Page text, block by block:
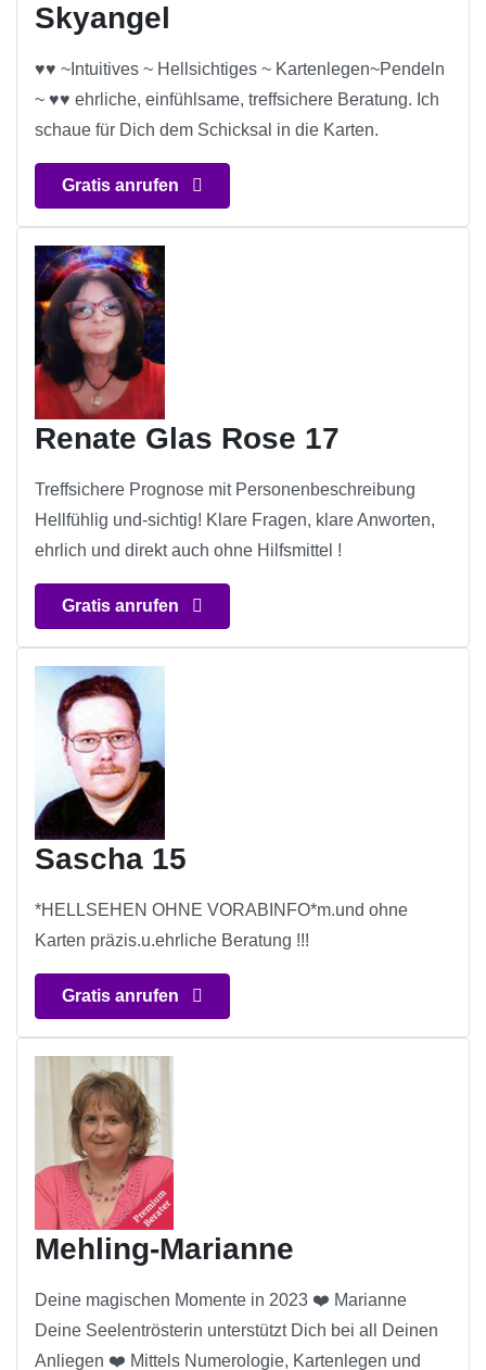
Skyangel
♥♥ ~Intuitives ~ Hellsichtiges ~ Kartenlegen~Pendeln
~ ♥♥ ehrliche, einfühlsame, treffsichere Beratung. Ich
schaue für Dich dem Schicksal in die Karten.
Gratis anrufen
Renate Glas Rose 17
Treffsichere Prognose mit Personenbeschreibung
Hellfühlig und-sichtig! Klare Fragen, klare Anworten,
ehrlich und direkt auch ohne Hilfsmittel !
Gratis anrufen
Sascha 15
*HELLSEHEN OHNE VORABINFO*m.und ohne
Karten präzis.u.ehrliche Beratung !!!
Gratis anrufen
Mehling-Marianne
Deine magischen Momente in 2023 ❤️ Marianne
Deine Seelentrösterin unterstützt Dich bei all Deinen
Anliegen ❤️ Mittels Numerologie, Kartenlegen und